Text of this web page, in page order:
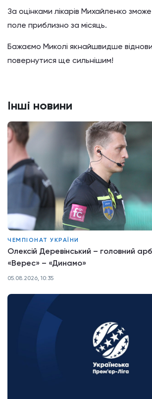
За оцінками лікарів Михайленко
поле приблизно за місяць.
Бажаємо Миколі якнайшвидше
повернутися ще сильнішим!
Інші новини
ЧЕМПІОНАТ УКРАЇНИ
Олексій Деревінський – головний
«Верес» – «Динамо»
05.08.2026, 10:35